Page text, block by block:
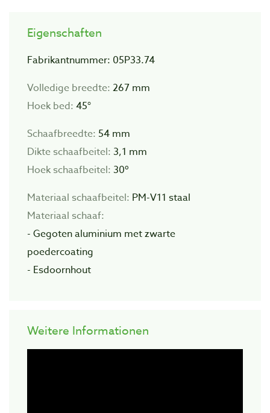
Eigenschaften
Fabrikantnummer: 05P33.74
Volledige breedte: 267 mm
Hoek bed: 45°
Schaafbreedte: 54 mm
Dikte schaafbeitel: 3,1 mm
Hoek schaafbeitel: 30º
Materiaal schaafbeitel: PM-V11 staal
Materiaal schaaf:
- Gegoten aluminium met zwarte
poedercoating
- Esdoornhout
Weitere Informationen